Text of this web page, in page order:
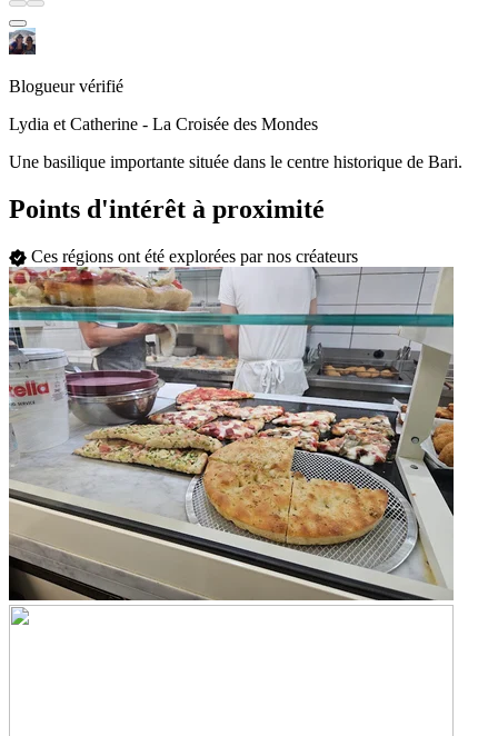
Blogueur vérifié
Lydia et Catherine - La Croisée des Mondes
Une basilique importante située dans le centre historique de Bari.
Points d'intérêt à proximité
Ces régions ont été explorées par nos créateurs